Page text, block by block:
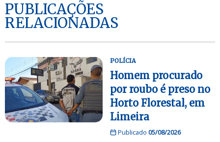
PUBLICAÇÕES
RELACIONADAS
POLÍCIA
Homem procurado
por roubo é preso no
Horto Florestal, em
Limeira
Publicado 05/08/2026